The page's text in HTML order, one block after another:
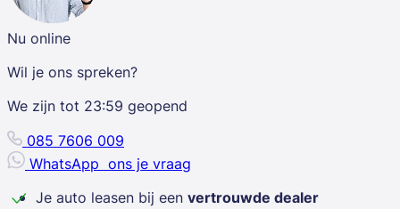
Nu online
Wil je ons spreken?
We zijn tot 23:59 geopend
085 7606 009
WhatsApp ons je vraag
Je auto leasen bij een vertrouwde dealer